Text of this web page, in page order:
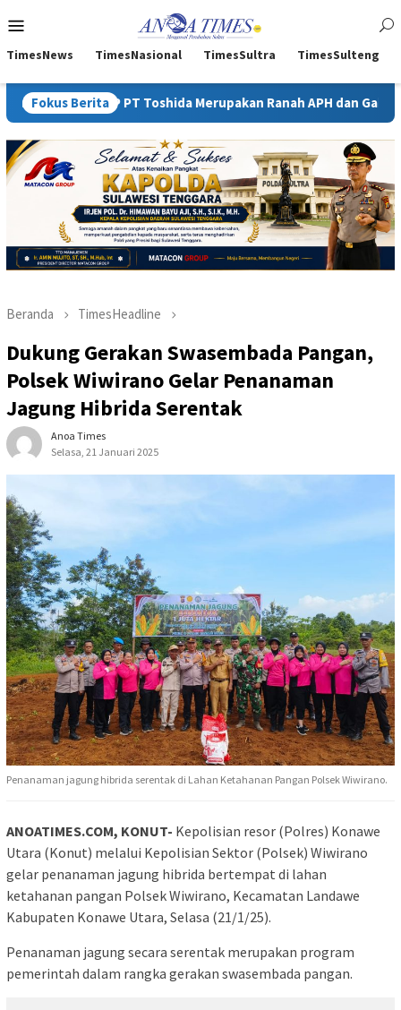
ke
Mobile
TimesNews TimesNasional TimesSultra TimesSulteng
Fokus Berita
Toshida Merupakan Ranah APH dan Gakkum ESDM
Beranda TimesHeadline
Dukung Gerakan Swasembada Pangan,
Polsek Wiwirano Gelar Penanaman
Jagung Hibrida Serentak
Anoa Times
Selasa, 21 Januari 2025
Penanaman jagung hibrida serentak di Lahan Ketahanan Pangan Polsek Wiwirano.
ANOATIMES.COM, KONUT- Kepolisian resor (Polres) Konawe
Utara (Konut) melalui Kepolisian Sektor (Polsek) Wiwirano
gelar penanaman jagung hibrida bertempat di lahan
ketahanan pangan Polsek Wiwirano, Kecamatan Landawe
Kabupaten Konawe Utara, Selasa (21/1/25).
Penanaman jagung secara serentak merupakan program
pemerintah dalam rangka gerakan swasembada pangan.